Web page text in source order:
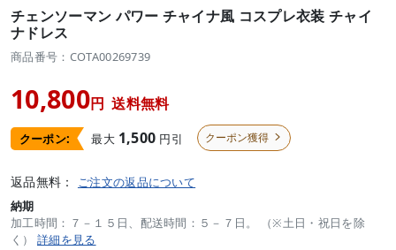
チェンソーマン パワー チャイナ風 コスプレ衣装 チャイ
ナドレス
商品番号：COTA00269739
10,800円 送料無料
クーポン: 最大 1,500 円引 クーポン獲得 
返品無料： ご注文の返品について
納期
加工時間：７－１５日、配送時間：５－７日。 （※土日・祝日を除
く） 詳細を見る